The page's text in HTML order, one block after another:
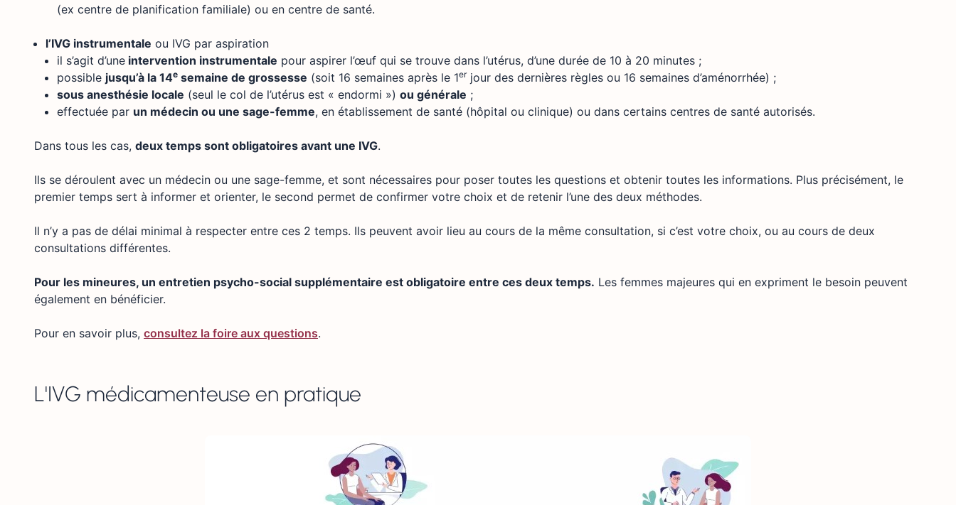
(ex centre de planification familiale) ou en centre de santé.
l’IVG instrumentale ou IVG par aspiration
il s’agit d’une intervention instrumentale pour aspirer l’œuf qui se trouve dans l’utérus, d’une durée de 10 à 20 minutes ;
possible jusqu’à la 14e semaine de grossesse (soit 16 semaines après le 1erjour des dernières règles ou 16 semaines d’aménorrhée) ;
sous anesthésie locale (seul le col de l’utérus est « endormi ») ou générale ;
effectuée par un médecin ou une sage-femme, en établissement de santé (hôpital ou clinique) ou dans certains centres de santé autorisés.
Dans tous les cas, deux temps sont obligatoires avant une IVG.
Ils se déroulent avec un médecin ou une sage-femme, et sont nécessaires pour poser toutes les questions et obtenir toutes les informations. Plus précisément, le
premier temps sert à informer et orienter, le second permet de confirmer votre choix et de retenir l’une des deux méthodes.
Il n’y a pas de délai minimal à respecter entre ces 2 temps. Ils peuvent avoir lieu au cours de la même consultation, si c’est votre choix, ou au cours de deux
consultations différentes.
Pour les mineures, un entretien psycho-social supplémentaire est obligatoire entre ces deux temps. Les femmes majeures qui en expriment le besoin peuvent
également en bénéficier.
Pour en savoir plus, consultez la foire aux questions.
L'IVG médicamenteuse en pratique